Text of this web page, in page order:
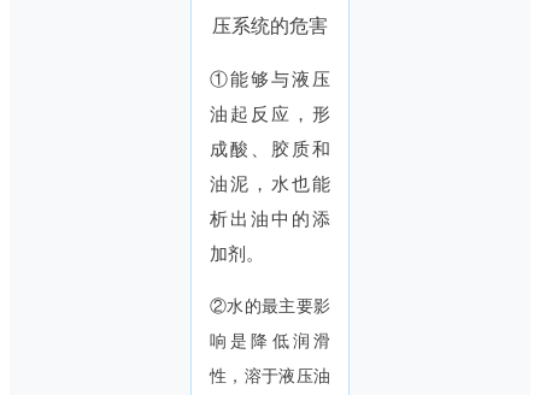
压系统的危害
①能够与液压
油起反应，形
成酸、胶质和
油泥，水也能
析出油中的添
加剂。
②水的最主要影
响是降低润滑
性，溶于液压油